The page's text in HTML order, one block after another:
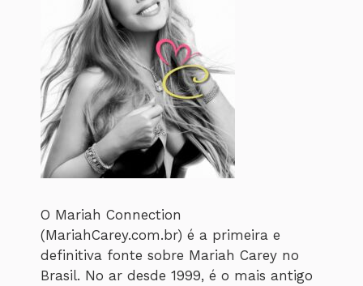
O Mariah Connection
(MariahCarey.com.br) é a primeira e
definitiva fonte sobre Mariah Carey no
Brasil. No ar desde 1999, é o mais antigo